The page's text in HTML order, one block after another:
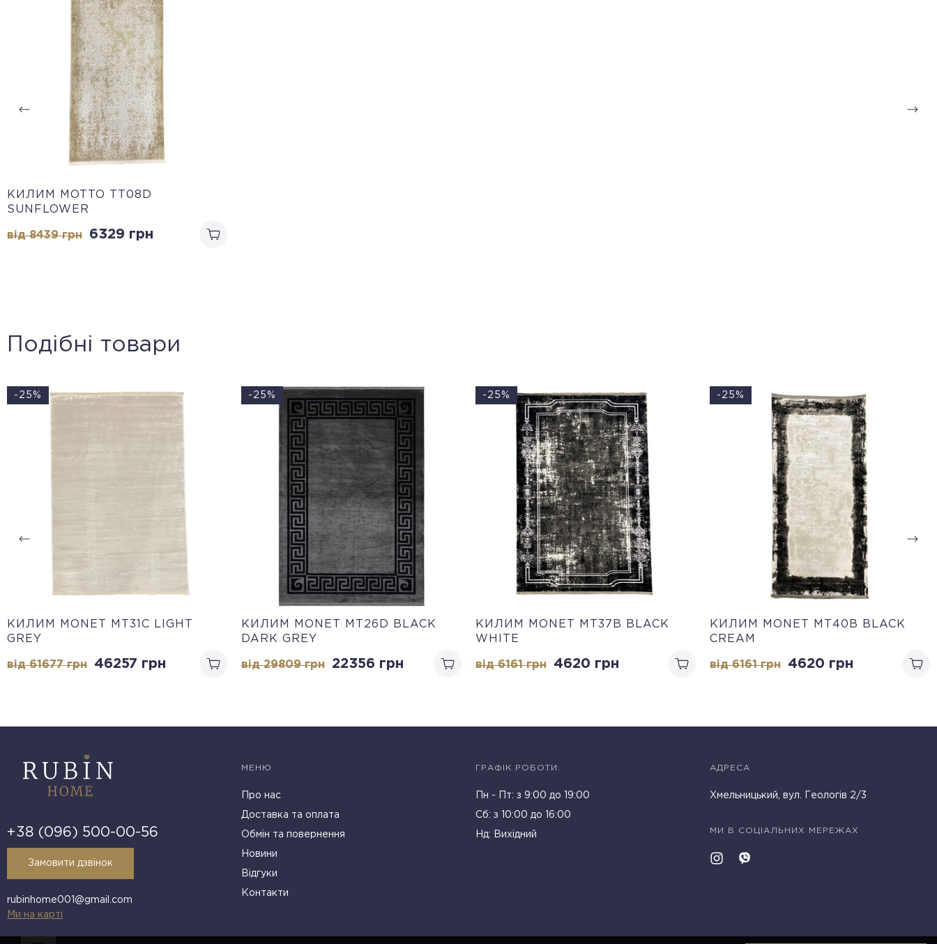
КИЛИМ MOTTO TT08D
SUNFLOWER
від 8439грн 6329 грн
Подібні товари
-25%
КИЛИМ MONET MT31C LIGHT
GREY
від 61677грн 46257 грн
-25%
КИЛИМ MONET MT26D BLACK
DARK GREY
від 29809грн 22356 грн
-25%
КИЛИМ MONET MT37B BLACK
WHITE
від 6161грн 4620 грн
-25%
КИЛИМ MONET MT40B BLACK
CREAM
від 6161грн 4620 грн
+38 (096) 500-00-56
Замовити дзвінок
rubinhome001@gmail.com
Ми на карті
МЕНЮ
Про нас
Доставка та оплата
Обмін та повернення
Новини
Відгуки
Контакти
ГРАФІК РОБОТИ:
Пн - Пт: з 9:00 до 19:00
Cб: з 10:00 до 16:00
Нд: Вихідний
АДРЕСА
Хмельницький, вул. Геологів 2/3
МИ В СОЦІАЛЬНИХ МЕРЕЖАХ